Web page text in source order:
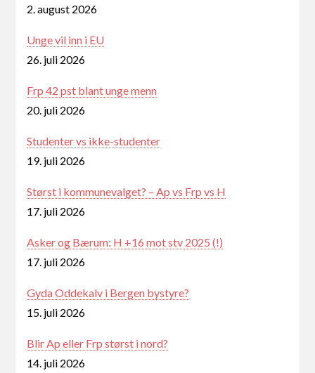
2. august 2026
Unge vil inn i EU
26. juli 2026
Frp 42 pst blant unge menn
20. juli 2026
Studenter vs ikke-studenter
19. juli 2026
Størst i kommunevalget? – Ap vs Frp vs H
17. juli 2026
Asker og Bærum: H +16 mot stv 2025 (!)
17. juli 2026
Gyda Oddekalv i Bergen bystyre?
15. juli 2026
Blir Ap eller Frp størst i nord?
14. juli 2026